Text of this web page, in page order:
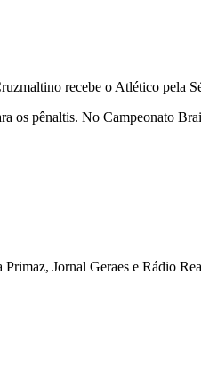
recebe o Atlético pela
os pênaltis. No Campeonato
Jornal Geraes e Rádio